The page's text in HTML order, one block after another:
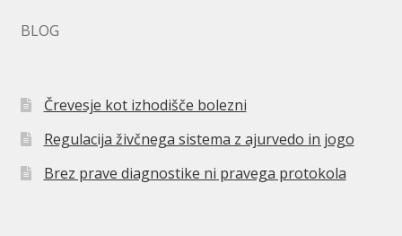
BLOG
Črevesje kot izhodišče bolezni
Regulacija živčnega sistema z ajurvedo in jogo
Brez prave diagnostike ni pravega protokola